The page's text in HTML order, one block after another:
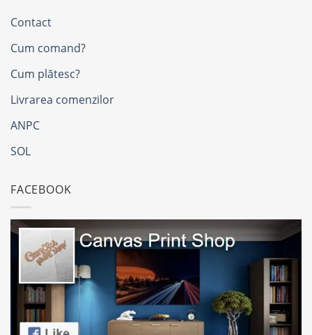
Contact
Cum comand?
Cum plătesc?
Livrarea comenzilor
ANPC
SOL
FACEBOOK